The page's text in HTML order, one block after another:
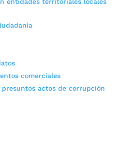
comerciales
actos de corrupción
Cuerpo de Bomberos de
hacen perder […]
2022
inscribirse y solicitar un
oficiales de